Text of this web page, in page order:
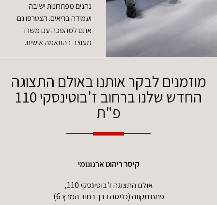
נהנים מפתרונות ישיבה
ועמידה בריאים. הצטרפו גם
אתם למהפכה עם משרד
מעוצב בהתאמה אישית.
מוזמנים לבקר אותנו באולם התצוגה
החדש שלנו ברחוב ז'בוטינסקי 110
פ"ת
קיסר ריהוט ארגונומי
אולם התצוגה ז'בוטינסקי 110,
פתח תקווה (כניסה דרך רחוב המרץ 6)